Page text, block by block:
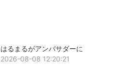
はるまるがアンバサダーに
2026-08-08 12:20:21